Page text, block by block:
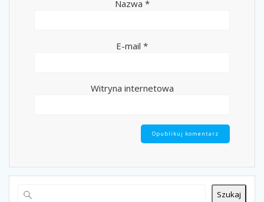
Nazwa *
E-mail *
Witryna internetowa
Szukaj